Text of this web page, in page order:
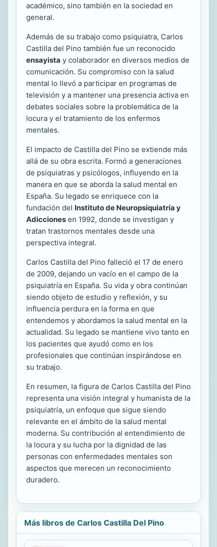
académico, sino también en la sociedad en
general.
Además de su trabajo como psiquiatra, Carlos
Castilla del Pino también fue un reconocido
ensayista y colaborador en diversos medios de
comunicación. Su compromiso con la salud
mental lo llevó a participar en programas de
televisión y a mantener una presencia activa en
debates sociales sobre la problemática de la
locura y el tratamiento de los enfermos
mentales.
El impacto de Castilla del Pino se extiende más
allá de su obra escrita. Formó a generaciones
de psiquiatras y psicólogos, influyendo en la
manera en que se aborda la salud mental en
España. Su legado se enriquece con la
fundación del Instituto de Neuropsiquiatría y
Adicciones en 1992, donde se investigan y
tratan trastornos mentales desde una
perspectiva integral.
Carlos Castilla del Pino falleció el 17 de enero
de 2009, dejando un vacío en el campo de la
psiquiatría en España. Su vida y obra continúan
siendo objeto de estudio y reflexión, y su
influencia perdura en la forma en que
entendemos y abordamos la salud mental en la
actualidad. Su legado se mantiene vivo tanto en
los pacientes que ayudó como en los
profesionales que continúan inspirándose en
su trabajo.
En resumen, la figura de Carlos Castilla del Pino
representa una visión integral y humanista de la
psiquiatría, un enfoque que sigue siendo
relevante en el ámbito de la salud mental
moderna. Su contribución al entendimiento de
la locura y su lucha por la dignidad de las
personas con enfermedades mentales son
aspectos que merecen un reconocimiento
duradero.
Más libros de Carlos Castilla Del Pino